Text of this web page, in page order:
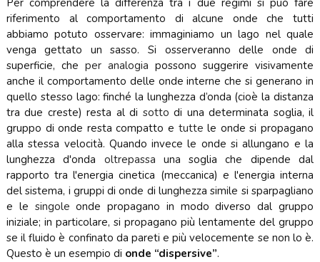
Per comprendere la differenza tra i due regimi si può fare
riferimento al comportamento di alcune onde che tutti
abbiamo potuto osservare: immaginiamo un lago nel quale
venga gettato un sasso. Si osserveranno delle onde di
superficie, che per analogia possono suggerire visivamente
anche il comportamento delle onde interne che si generano in
quello stesso lago: finché la lunghezza d’onda (cioè la distanza
tra due creste) resta al di sotto di una determinata soglia, il
gruppo di onde resta compatto e tutte le onde si propagano
alla stessa velocità. Quando invece le onde si allungano e la
lunghezza d'onda oltrepassa una soglia che dipende dal
rapporto tra l'energia cinetica (meccanica) e l'energia interna
del sistema, i gruppi di onde di lunghezza simile si sparpagliano
e le singole onde propagano in modo diverso dal gruppo
iniziale; in particolare, si propagano più lentamente del gruppo
se il fluido è confinato da pareti e più velocemente se non lo è.
Questo è un esempio di onde “dispersive”.